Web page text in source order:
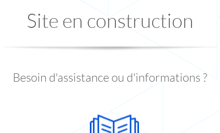
Site en construction
Besoin d'assistance ou d'informations ?